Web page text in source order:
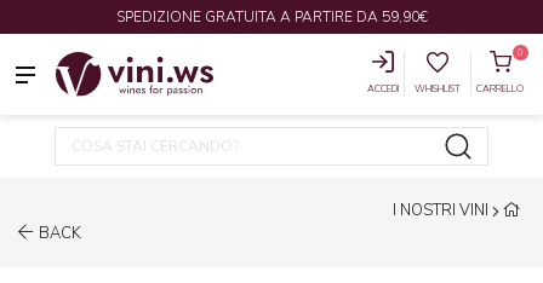
SPEDIZIONE GRATUITA A PARTIRE DA 59,90€
ACCEDI WHISHLIST
0
CARRELLO
BACK
I NOSTRI VINI